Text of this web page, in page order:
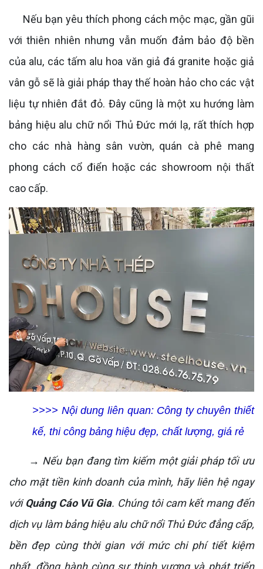
Nếu bạn yêu thích phong cách mộc mạc, gần gũi
với thiên nhiên nhưng vẫn muốn đảm bảo độ bền
của alu, các tấm alu hoa văn giả đá granite hoặc giả
vân gỗ sẽ là giải pháp thay thế hoàn hảo cho các vật
liệu tự nhiên đắt đỏ. Đây cũng là một xu hướng làm
bảng hiệu alu chữ nổi Thủ Đức mới lạ, rất thích hợp
cho các nhà hàng sân vườn, quán cà phê mang
phong cách cổ điển hoặc các showroom nội thất
cao cấp.
>>>> Nội dung liên quan: Công ty chuyên thiết
kế, thi công bảng hiệu đẹp, chất lượng, giá rẻ
→ Nếu bạn đang tìm kiếm một giải pháp tối ưu
cho mặt tiền kinh doanh của mình, hãy liên hệ ngay
vớiQuảng Cáo Vũ Gia. Chúng tôi cam kết mang đến
dịch vụ làm bảng hiệu alu chữ nổi Thủ Đức đẳng cấp,
bền đẹp cùng thời gian với mức chi phí tiết kiệm
nhất, đồng hành cùng sự thịnh vượng và phát triển